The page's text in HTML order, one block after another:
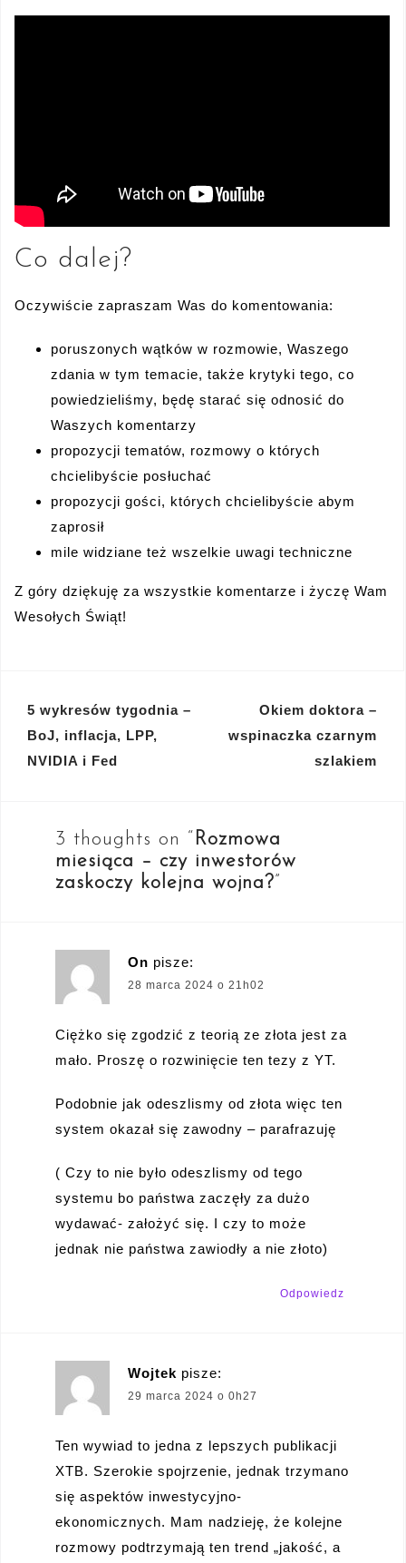
Co dalej?
Oczywiście zapraszam Was do komentowania:
poruszonych wątków w rozmowie, Waszego
zdania w tym temacie, także krytyki tego, co
powiedzieliśmy, będę starać się odnosić do
Waszych komentarzy
propozycji tematów, rozmowy o których
chcielibyście posłuchać
propozycji gości, których chcielibyście abym
zaprosił
mile widziane też wszelkie uwagi techniczne
Z góry dziękuję za wszystkie komentarze i życzę Wam
Wesołych Świąt!
Nawigacja
wpisu
5 wykresów tygodnia –
BoJ, inflacja, LPP,
NVIDIA i Fed
Okiem doktora –
wspinaczka czarnym
szlakiem
3 thoughts on “Rozmowa
miesiąca – czy inwestorów
zaskoczy kolejna wojna?”
On pisze:
28 marca 2024 o 21h02
Ciężko się zgodzić z teorią ze złota jest za
mało. Proszę o rozwinięcie ten tezy z YT.
Podobnie jak odeszlismy od złota więc ten
system okazał się zawodny – parafrazuję
( Czy to nie było odeszlismy od tego
systemu bo państwa zaczęły za dużo
wydawać- założyć się. I czy to może
jednak nie państwa zawiodły a nie złoto)
Odpowiedz
Wojtek pisze:
29 marca 2024 o 0h27
Ten wywiad to jedna z lepszych publikacji
XTB. Szerokie spojrzenie, jednak trzymano
się aspektów inwestycyjno-
ekonomicznych. Mam nadzieję, że kolejne
rozmowy podtrzymają ten trend „jakość, a